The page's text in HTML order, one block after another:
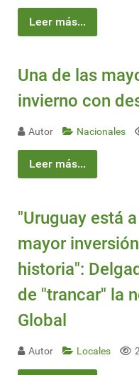
Leer más...
Una de las
invierno con
Autor Nacionales
Leer más...
"Uruguay está
mayor
historia":
de "trancar" la
Global
Autor Locales